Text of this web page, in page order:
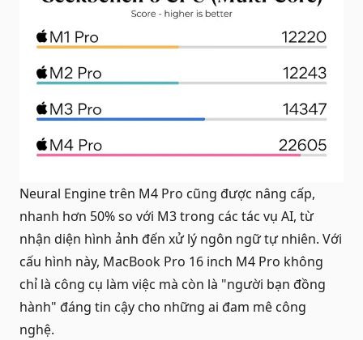
Neural Engine trên M4 Pro cũng được nâng cấp,
nhanh hơn 50% so với M3 trong các tác vụ AI, từ
nhận diện hình ảnh đến xử lý ngôn ngữ tự nhiên. Với
cấu hình này, MacBook Pro 16 inch M4 Pro không
chỉ là công cụ làm việc mà còn là "người bạn đồng
hành" đáng tin cậy cho những ai đam mê công
nghệ.